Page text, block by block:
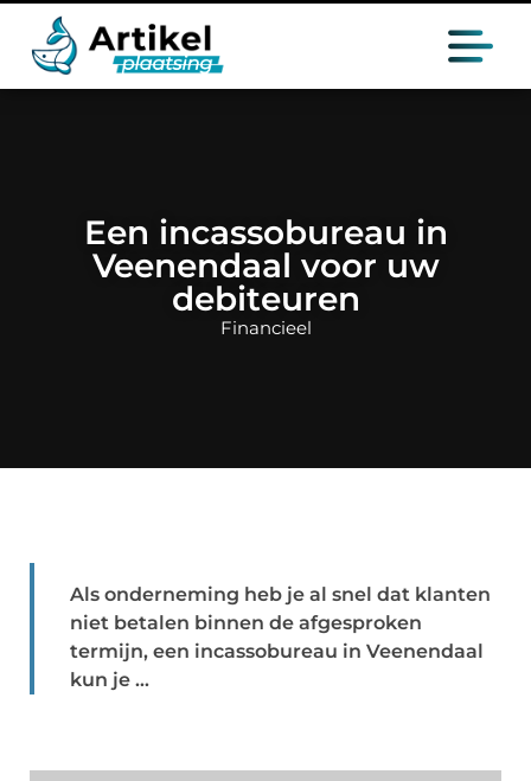
Een incassobureau in
Veenendaal voor uw
debiteuren
Financieel
Als onderneming heb je al snel dat klanten
niet betalen binnen de afgesproken
termijn, een incassobureau in Veenendaal
kun je ...